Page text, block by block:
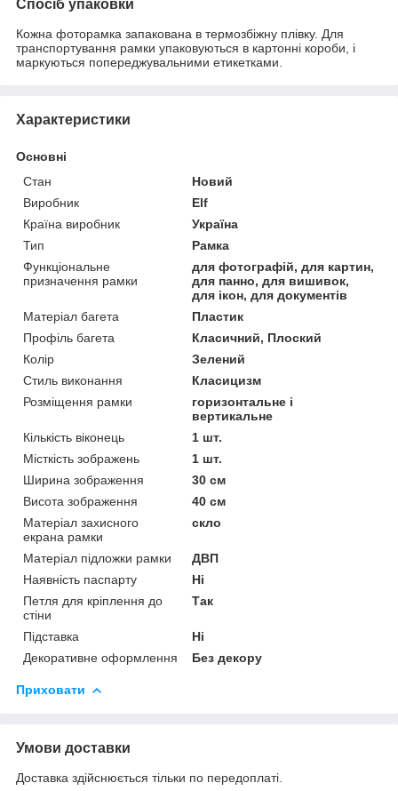
Спосіб упаковки
Кожна фоторамка запакована в термозбіжну плівку. Для
транспортування рамки упаковуються в картонні короби, і
маркуються попереджувальними етикетками.
Характеристики
Основні
Стан
Новий
Виробник
Elf
Країна виробник
Україна
Тип
Рамка
Функціональне
призначення рамки
для фотографій, для картин,
для панно, для вишивок,
для ікон, для документів
Матеріал багета
Пластик
Профіль багета
Класичний, Плоский
Колір
Зелений
Стиль виконання
Класицизм
Розміщення рамки
горизонтальне і
вертикальне
Кількість віконець
1 шт.
Місткість зображень
1 шт.
Ширина зображення
30 см
Висота зображення
40 см
Матеріал захисного
екрана рамки
скло
Матеріал підложки рамки
ДВП
Наявність паспарту
Ні
Петля для кріплення до
стіни
Так
Підставка
Ні
Декоративне оформлення
Без декору
Приховати
Умови доставки
Доставка здійснюється тільки по передоплаті.